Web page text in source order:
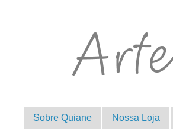
Sobre Quiane Nossa Loja